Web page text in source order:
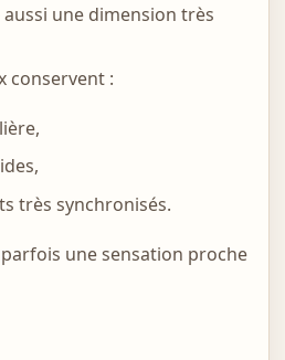
une dimension très
conservent :
très synchronisés.
une sensation proche